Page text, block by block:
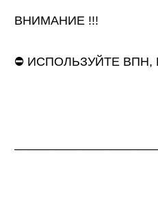
ВНИМАНИЕ !!!
⛔ ИСПОЛЬЗУЙТЕ